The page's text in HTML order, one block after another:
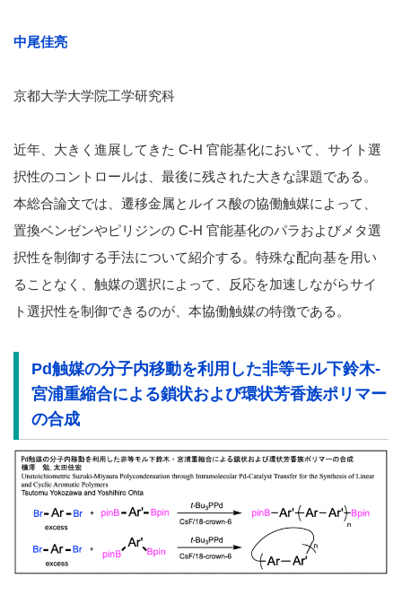
中尾佳亮
京都大学大学院工学研究科
近年、大きく進展してきた C-H 官能基化において、サイト選
択性のコントロールは、最後に残された大きな課題である。
本総合論文では、遷移金属とルイス酸の協働触媒によって、
置換ベンゼンやピリジンの C-H 官能基化のパラおよびメタ選
択性を制御する手法について紹介する。特殊な配向基を用い
ることなく、触媒の選択によって、反応を加速しながらサイ
ト選択性を制御できるのが、本協働触媒の特徴である。
Pd触媒の分子内移動を利用した非等モル下鈴木-
宮浦重縮合による鎖状および環状芳香族ポリマー
の合成